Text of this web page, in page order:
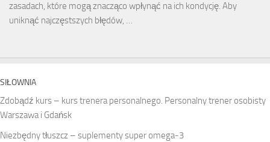
zasadach, które mogą znacząco wpłynąć na ich kondycję. Aby
uniknąć najczęstszych błędów, …
SIŁOWNIA
Zdobądź kurs – kurs trenera personalnego. Personalny trener osobisty
Warszawa i Gdańsk
Niezbędny tłuszcz – suplementy super omega-3